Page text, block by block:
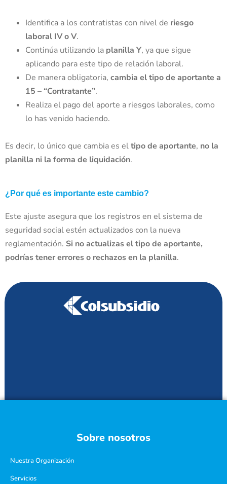
Identifica a los contratistas con nivel de riesgo
laboral IV o V.
Continúa utilizando la planilla Y, ya que sigue
aplicando para este tipo de relación laboral.
De manera obligatoria, cambia el tipo de aportante a
15 – “Contratante”.
Realiza el pago del aporte a riesgos laborales, como
lo has venido haciendo.
Es decir, lo único que cambia es eltipo de aportante, no la
planilla ni la forma de liquidación.
¿Por qué es importante este cambio?
Este ajuste asegura que los registros en el sistema de
seguridad social estén actualizados con la nueva
reglamentación. Si no actualizas el tipo de aportante,
podrías tener errores o rechazos en la planilla.
Sobre nosotros
Nuestra Organización
Servicios